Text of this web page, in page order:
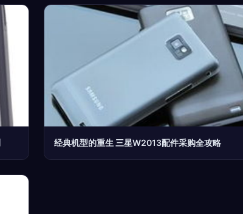
经典机型的重生 三星W2013配件采购全攻略